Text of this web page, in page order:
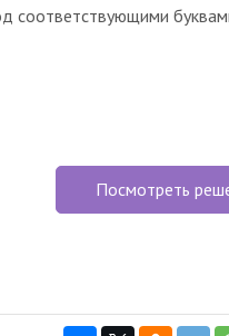
соответствующими
Посмотреть